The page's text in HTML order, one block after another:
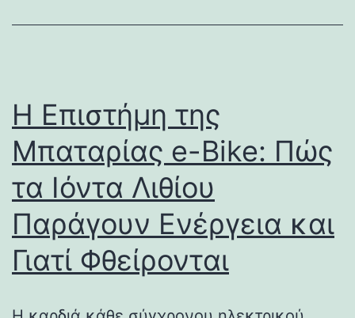
Η Επιστήμη της
Μπαταρίας e-Bike: Πώς
τα Ιόντα Λιθίου
Παράγουν Ενέργεια και
Γιατί Φθείρονται